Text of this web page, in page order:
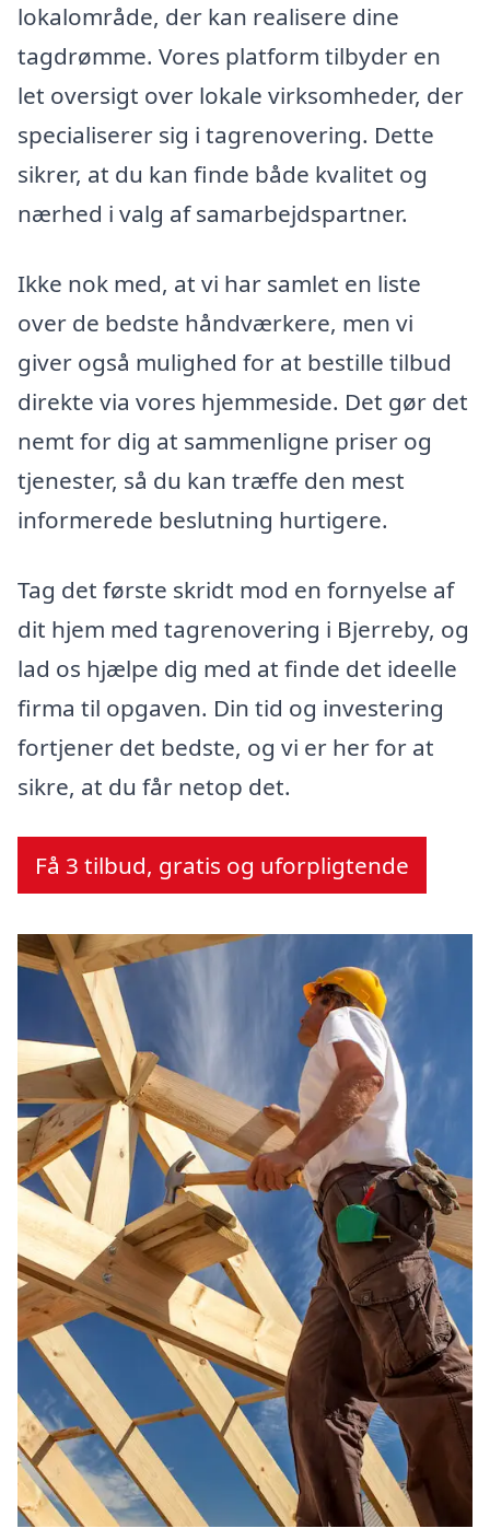
lokalområde, der kan realisere dine
tagdrømme. Vores platform tilbyder en
let oversigt over lokale virksomheder, der
specialiserer sig i tagrenovering. Dette
sikrer, at du kan finde både kvalitet og
nærhed i valg af samarbejdspartner.
Ikke nok med, at vi har samlet en liste
over de bedste håndværkere, men vi
giver også mulighed for at bestille tilbud
direkte via vores hjemmeside. Det gør det
nemt for dig at sammenligne priser og
tjenester, så du kan træffe den mest
informerede beslutning hurtigere.
Tag det første skridt mod en fornyelse af
dit hjem med tagrenovering i Bjerreby, og
lad os hjælpe dig med at finde det ideelle
firma til opgaven. Din tid og investering
fortjener det bedste, og vi er her for at
sikre, at du får netop det.
Få 3 tilbud, gratis og uforpligtende